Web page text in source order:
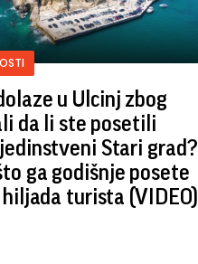
u Ulcinj zbog
da li ste posetili
Stari grad?
ga godišnje posete
turista (VIDEO)